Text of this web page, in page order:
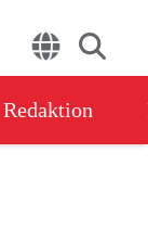
Redaktion